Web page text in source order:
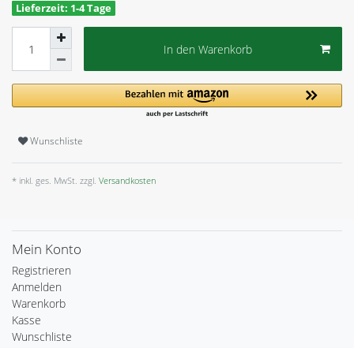
Lieferzeit: 1-4 Tage
In den Warenkorb
Wunschliste
* inkl. ges. MwSt. zzgl. Versandkosten
Mein Konto
Registrieren
Anmelden
Warenkorb
Kasse
Wunschliste